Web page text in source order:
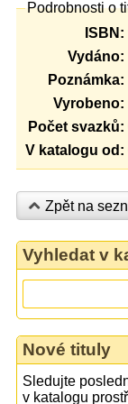
Podrobnosti o
ISBN:
Vydáno:
Poznámka:
Vyrobeno:
Počet svazků:
V katalogu od:
Zpět na
Vyhledat v
Nové tituly
Sledujte
v katalogu